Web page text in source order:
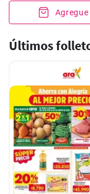
Últimos